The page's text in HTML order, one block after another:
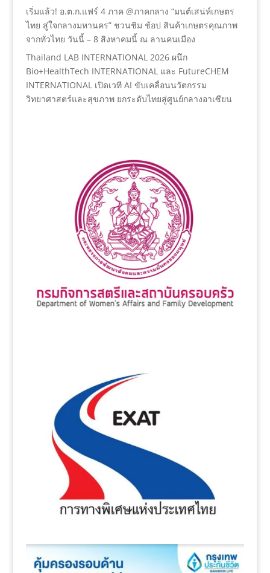
เริ่มแล้ว! อ.ต.ก.แฟร์ 4 ภาค @ภาคกลาง “มนต์เสน่ห์เกษตร
ไทย สู่ใจกลางมหานคร” ชวนชิม ช้อป สินค้าเกษตรคุณภาพ
จากทั่วไทย วันนี้ – 8 สิงหาคมนี้ ณ ลานคนเมือง
Thailand LAB INTERNATIONAL 2026 ผนึก
Bio+HealthTech INTERNATIONAL และ FutureCHEM
INTERNATIONAL เปิดเวที AI ขับเคลื่อนนวัตกรรม
วิทยาศาสตร์และสุขภาพ ยกระดับไทยสู่ศูนย์กลางอาเซียน